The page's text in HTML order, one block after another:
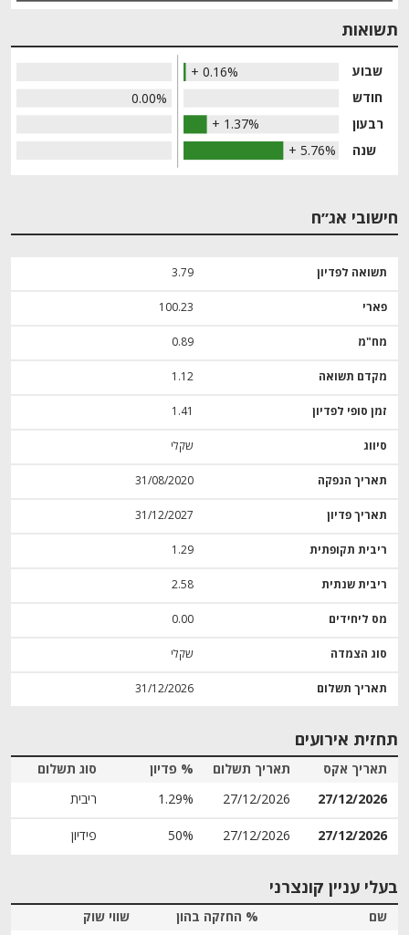
תשואות
+ 0.16%
0.00%
+ 1.37%
+ 5.76% שנה
רבעון
חודש
שבוע
חישובי אג״ח
תשואה לפדיון 3.79
פארי 100.23
מח"מ 0.89
מקדם תשואה 1.12
זמן סופי לפדיון 1.41
סיווג שקלי
תאריך הנפקה 31/08/2020
תאריך פדיון 31/12/2027
ריבית תקופתית 1.29
ריבית שנתית 2.58
מס ליחידים 0.00
סוג הצמדה שקלי
תאריך תשלום 31/12/2026
תחזית אירועים
תאריך אקס תאריך תשלום % פדיון
סוג תשלום
27/12/2026
27/12/2026
1.29% ריבית
27/12/2026
27/12/2026
50% פידיון
בעלי עניין קונצרני
שם % החזקה בהון
שווי שוק